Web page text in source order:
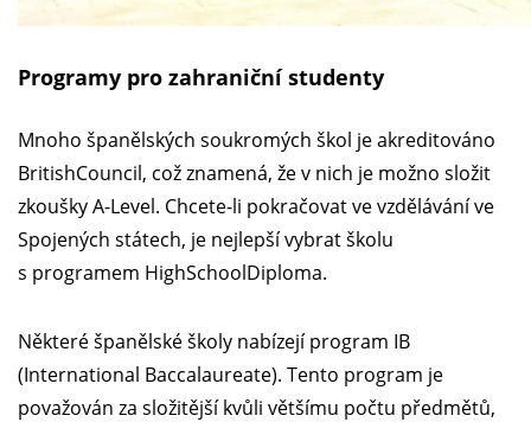
Programy pro zahraniční studenty
Mnoho španělských soukromých škol je akreditováno
BritishCouncil, což znamená, že v nich je možno složit
zkoušky A-Level. Chcete-li pokračovat ve vzdělávání ve
Spojených státech, je nejlepší vybrat školu
s programem HighSchoolDiploma.
Některé španělské školy nabízejí program IB
(International Baccalaureate). Tento program je
považován za složitější kvůli většímu počtu předmětů,